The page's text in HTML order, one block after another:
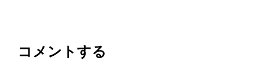
コメントする